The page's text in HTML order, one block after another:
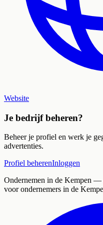
Website
Je bedrijf beheren?
Beheer je profiel en werk je
advertenties.
Profiel beherenInloggen
Ondernemen in de Kempen —
voor ondernemers in de